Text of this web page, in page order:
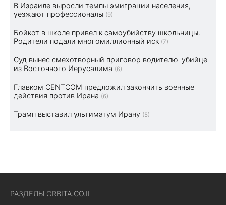
В Израиле выросли темпы эмиграции населения,
уезжают профессионалы (9)
Бойкот в школе привел к самоубийству школьницы.
Родители подали многомиллионный иск (7)
Суд вынес смехотворный приговор водителю-убийце
из Восточного Иерусалима (6)
Главком CENTCOM предложил закончить военные
действия против Ирана (6)
Трамп выставил ультиматум Ирану (5)
РАЗДЕЛЫ ORBITA.CO.IL